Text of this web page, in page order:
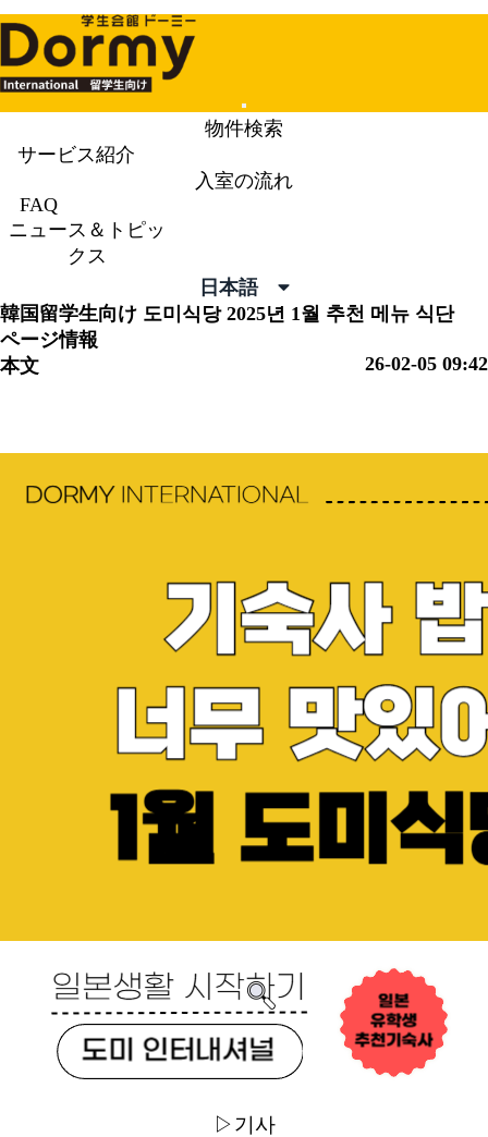
Mobile
Menu
物件検索
サービス紹介
入室の流れ
FAQ
ニュース＆トピッ
クス
日本語
ニュース＆トピックス
韓国留学生向け 도미식당 2025년 1월 추천 메뉴 식단
ページ情報
26-02-05 09:42
本文
▷기사